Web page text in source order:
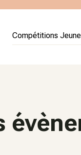
Compétitions